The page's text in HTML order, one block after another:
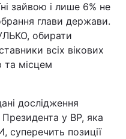
зайвою і лише 6% не
глави держави.
обирати
всіх вікових
та місцем
дослідження
Президента у ВР, яка
суперечить позиції